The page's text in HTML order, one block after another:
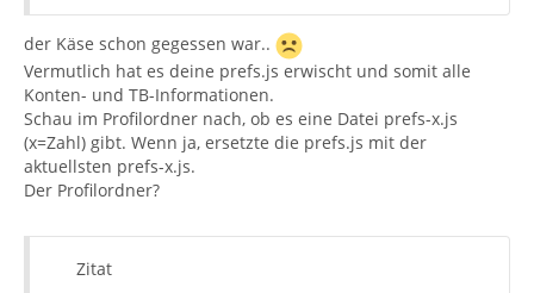
der Käse schon gegessen war..
Vermutlich hat es deine prefs.js erwischt und somit alle
Konten- und TB-Informationen.
Schau im Profilordner nach, ob es eine Datei prefs-x.js
(x=Zahl) gibt. Wenn ja, ersetzte die prefs.js mit der
aktuellsten prefs-x.js.
Der Profilordner?
Zitat